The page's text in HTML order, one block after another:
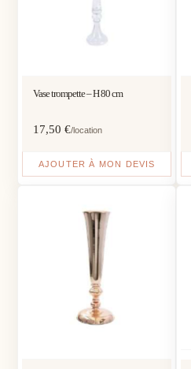
Vase trompette – H 80 cm
17,50€/location
AJOUTER À MON DEVIS